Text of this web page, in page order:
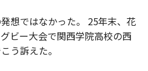
想ではなかった。 25年末、花
ビー大会で関西学院高校の西
う訴えた。